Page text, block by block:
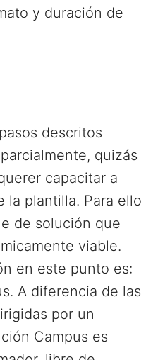
y duración de
descritos
quizás
capacitar a
la plantilla. Para ello
de solución que
viable.
en este punto es:
A diferencia de las
por un
Campus es